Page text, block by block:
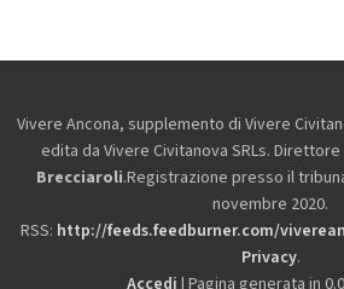
Vivere Ancona, supplemento di Vivere
edita da Vivere Civitanova SRLs.
Brecciaroli.Registrazione presso il
novembre 2020.
RSS: http://feeds.feedburner.com/
Privacy.